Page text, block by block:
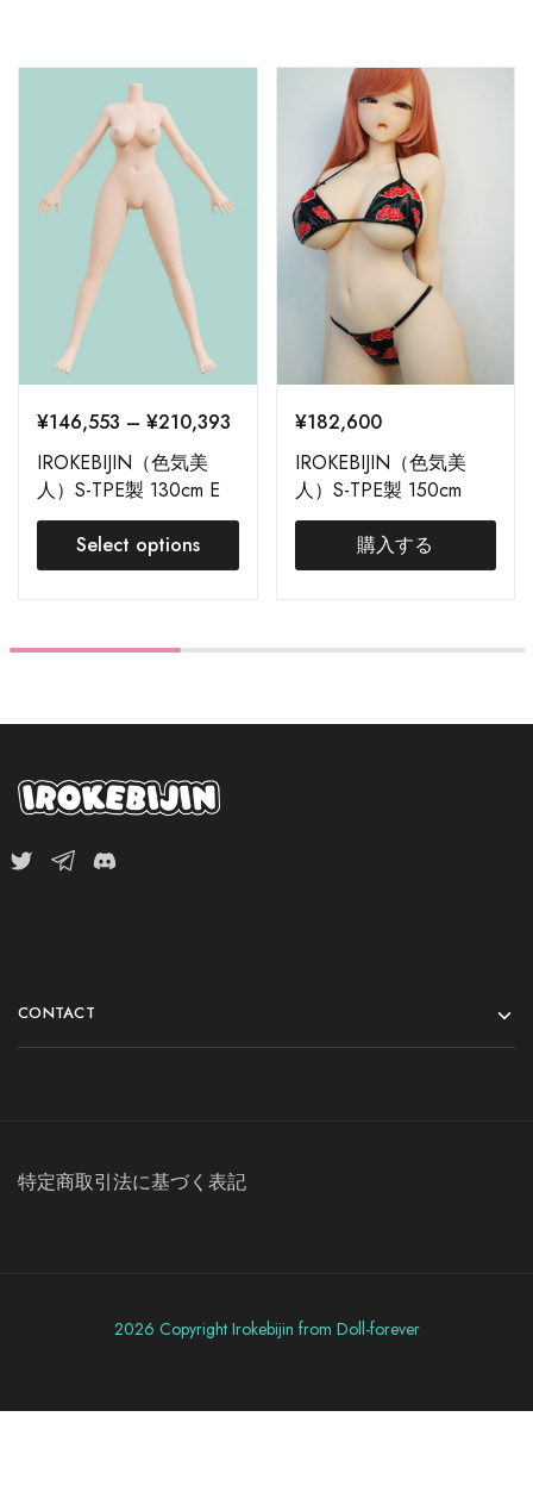
¥146,553 – ¥210,393
IROKEBIJIN（色気美
人）S-TPE製 130cm E
Cup ぽっちゃり(S-TPE
ボディ+ S-TPE ヘッド)
注文ページ
Select options
¥182,600
IROKEBIJIN（色気美
人）S-TPE製 150cm
Mion
購入する
CONTACT
特定商取引法に基づく表記
2026 Copyright Irokebijin from Doll-forever